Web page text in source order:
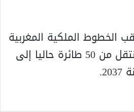
الخطوط الملكية المغربية
توسيع أسطولها لينتقل من 50 طائرة حاليا إلى